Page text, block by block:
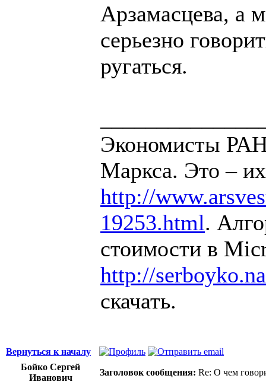
Арзамасцева, а
серьезно
ругаться.
Экономисты
Маркса. Это –
http://
19253.html.
стоимости в
http://
скачать.
Вернуться к началу
Бойко Сергей
Иванович
Заголовок сообщения: Re: О чем